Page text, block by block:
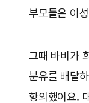
부모들은 이
그때 바비가
분유를 배달
항의했어요.